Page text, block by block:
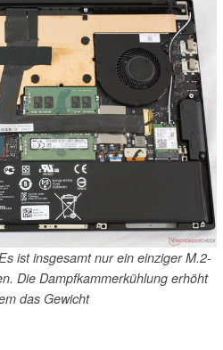
ist insgesamt nur ein einziger M.2-
Die Dampfkammerkühlung erhöht
das Gewicht